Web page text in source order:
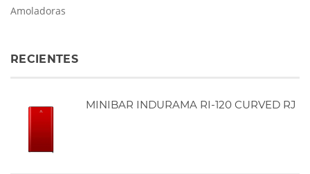
Amoladoras
RECIENTES
MINIBAR INDURAMA RI-120 CURVED RJ